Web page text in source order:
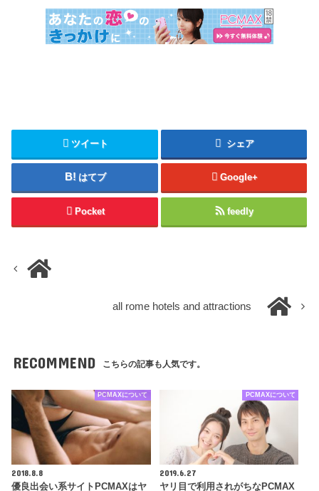
ツイート シェア
はてブ Google+
Pocket feedly
all rome hotels and attractions
RECOMMEND こちらの記事も人気です。
PCMAXについて
2018.8.8
優良出会い系サイトPCMAXはヤ
PCMAXについて
2019.6.27
ヤリ目で利用されがちなPCMAX